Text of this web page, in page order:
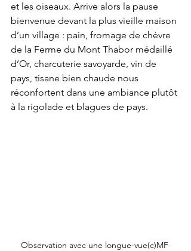
et les oiseaux. Arrive alors la pause
bienvenue devant la plus vieille maison
d’un village : pain, fromage de chèvre
de la Ferme du Mont Thabor médaillé
d’Or, charcuterie savoyarde, vin de
pays, tisane bien chaude nous
réconfortent dans une ambiance plutôt
à la rigolade et blagues de pays.
Observation avec une longue-vue(c)MF